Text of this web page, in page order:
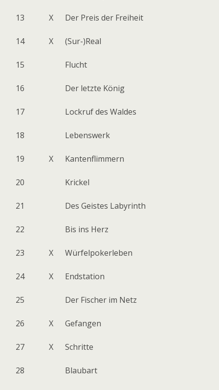
13 X Der Preis der Freiheit
14 X (Sur-)Real
15 Flucht
16 Der letzte König
17 Lockruf des Waldes
18 Lebenswerk
19 X Kantenflimmern
20 Krickel
21 Des Geistes Labyrinth
22 Bis ins Herz
23 X Würfelpokerleben
24 X Endstation
25 Der Fischer im Netz
26 X Gefangen
27 X Schritte
28 Blaubart